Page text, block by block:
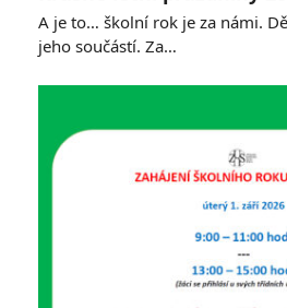
A je to… školní rok je za námi.
jeho součástí. Za…